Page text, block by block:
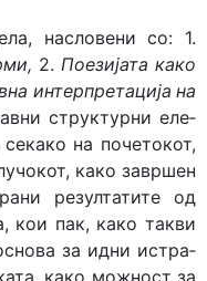
насловени со: 1.
2. Поезијата како
интер­пре­та­ција на
структурни еле­
на почетокот,
како завршен
резултатите од
кои пак, како такви
за идни истра­